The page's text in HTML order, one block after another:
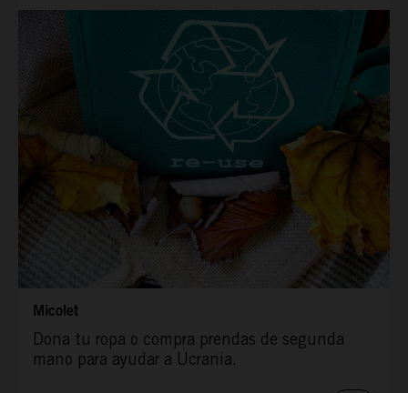
Micolet
Dona tu ropa o compra prendas de segunda
mano para ayudar a Ucrania.